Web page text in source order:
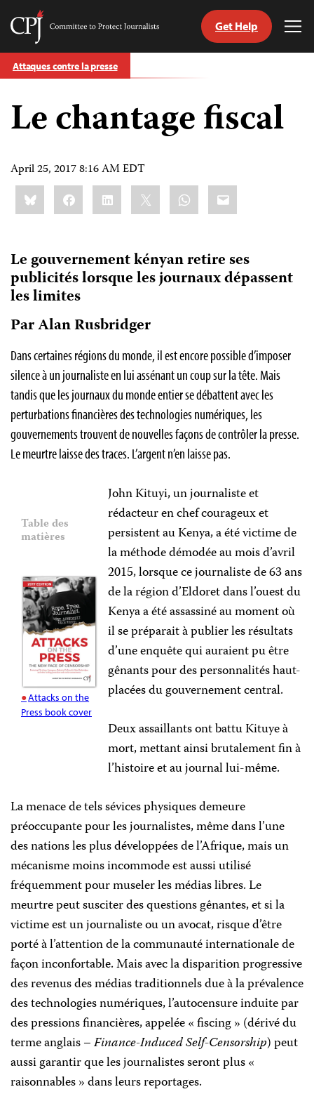
Skip
to
Committee
Protect
Journalists
Get Help
Attaques contre la presse
Le chantage fiscal
April 25, 2017 8:16 AM EDT
Share
this:BlueskyFacebookLinkedIn WhatsApp
Email
Le gouvernement kényan retire ses
publicités lorsque les journaux dépassent
les limites
Par Alan Rusbridger
Dans certaines régions du monde, il est encore possible d’imposer
silence à un journaliste en lui assénant un coup sur la tête. Mais
tandis que les journaux du monde entier se débattent avec les
perturbations financières des technologies numériques, les
gouvernements trouvent de nouvelles façons de contrôler la presse.
Le meurtre laisse des traces. L’argent n’en laisse pas.
Table des
matières
Attacks on the
Press book cover
John Kituyi, un journaliste et
rédacteur en chef courageux et
persistent au Kenya, a été victime de
la méthode démodée au mois d’avril
2015, lorsque ce journaliste de 63 ans
de la région d’Eldoret dans l’ouest du
Kenya a été assassiné au moment où
il se préparait à publier les résultats
d’une enquête qui auraient pu être
gênants pour des personnalités haut-
placées du gouvernement central.
Deux assaillants ont battu Kituye à
mort, mettant ainsi brutalement fin à
l’histoire et au journal lui-même.
La menace de tels sévices physiques demeure
préoccupante pour les journalistes, même dans l’une
des nations les plus développées de l’Afrique, mais un
mécanisme moins incommode est aussi utilisé
fréquemment pour museler les médias libres. Le
meurtre peut susciter des questions gênantes, et si la
victime est un journaliste ou un avocat, risque d’être
porté à l’attention de la communauté internationale de
façon inconfortable. Mais avec la disparition progressive
des revenus des médias traditionnels due à la prévalence
des technologies numériques, l’autocensure induite par
des pressions financières, appelée « fiscing » (dérivé du
terme anglais –Finance-Induced Self-Censorship) peut
aussi garantir que les journalistes seront plus «
raisonnables » dans leurs reportages.